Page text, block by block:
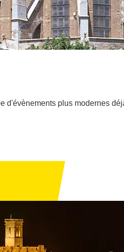
d'évènements plus modernes